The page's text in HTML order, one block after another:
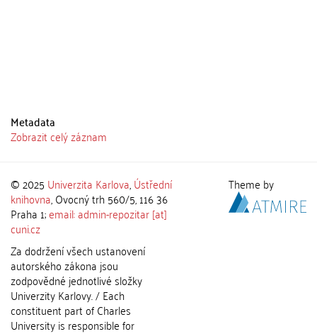
Metadata
Zobrazit celý záznam
© 2025 Univerzita Karlova,Ústřední
knihovna, Ovocný trh 560/5, 116 36
Praha 1;email: admin-repozitar [at]
cuni.cz
Za dodržení všech ustanovení
autorského zákona jsou
zodpovědné jednotlivé složky
Univerzity Karlovy. / Each
constituent part of Charles
University is responsible for
Theme by